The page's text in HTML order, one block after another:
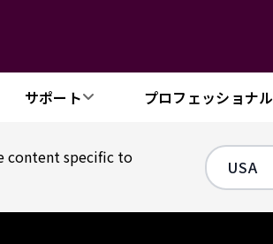
サポート プロフェッショナル
content specific to